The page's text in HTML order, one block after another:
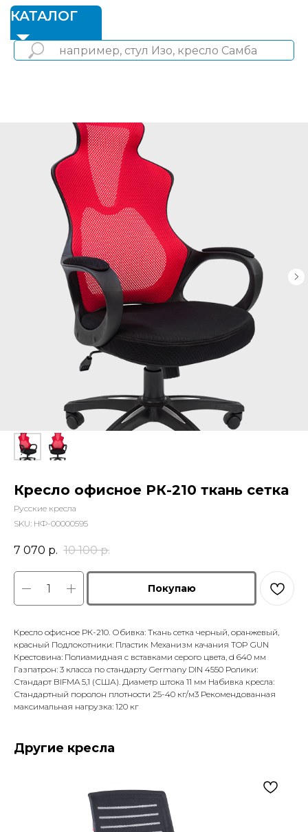
КАТАЛОГ
Кресло офисное РК-210 ткань сетка
Русские кресла
SKU: НФ-00000595
7 070 р. 10 100 р.
Покупаю
Кресло офисное РК-210. Обивка: Ткань сетка черный, оранжевый,
красный Подлокотники: Пластик Механизм качания TOP GUN
Крестовина: Полиамидная с вставками серого цвета, d 640 мм
Газпатрон: 3 класса по стандарту Germany DIN 4550 Ролики:
Стандарт BIFMA 5,1 (США). Диаметр штока 11 мм Набивка кресла:
Стандартный поролон плотности 25-40 кг/м3 Рекомендованная
максимальная нагрузка: 120 кг
Другие кресла